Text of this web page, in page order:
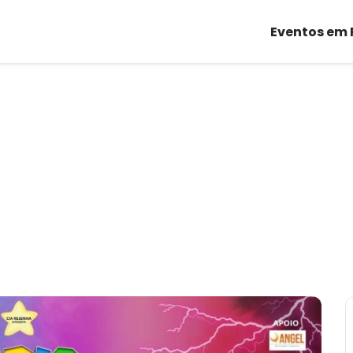
Eventos em